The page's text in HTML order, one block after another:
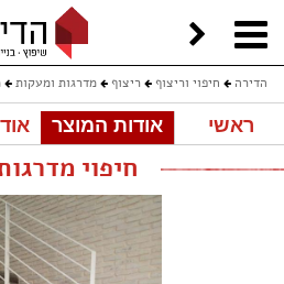
הדירה חיפוי וריצוף ריצוף מדרגות ומעקות
חיפוי מדרגות אפור
ראשי אודות המוצר
חיפוי